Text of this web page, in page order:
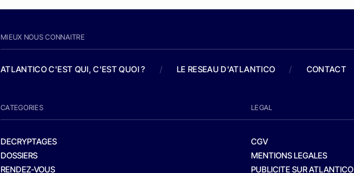
MIEUX NOUS CONNAITRE
ATLANTICO C'EST QUI, C'EST QUOI ? / LE RESEAU D'ATLANTICO / CONTACT
CATEGORIES
DECRYPTAGES
DOSSIERS
RENDEZ-VOUS
LEGAL
CGV
MENTIONS LEGALES
PUBLICITE SUR ATLANTICO